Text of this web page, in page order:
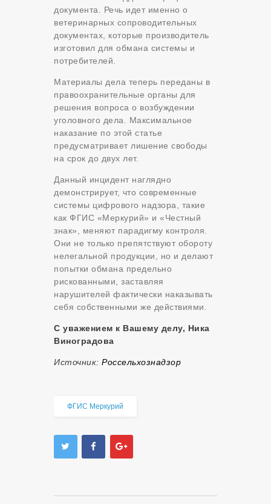
документа. Речь идет именно о
ветеринарных сопроводительных
документах, которые производитель
изготовил для обмана системы и
потребителей.
Материалы дела теперь переданы в
правоохранительные органы для
решения вопроса о возбуждении
уголовного дела. Максимальное
наказание по этой статье
предусматривает лишение свободы
на срок до двух лет.
Данный инцидент наглядно
демонстрирует, что современные
системы цифрового надзора, такие
как ФГИС «Меркурий» и «Честный
знак», меняют парадигму контроля.
Они не только препятствуют обороту
нелегальной продукции, но и делают
попытки обмана предельно
рискованными, заставляя
нарушителей фактически наказывать
себя собственными же действиями.
С уважением к Вашему делу, Ника
Виноградова
Источник: Россельхознадзор
ФГИС Меркурий